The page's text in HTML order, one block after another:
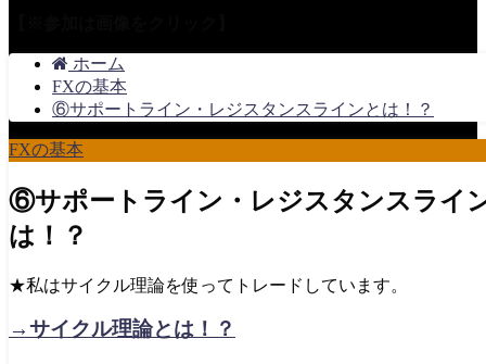
ホーム
FXの基本
⑥サポートライン・レジスタンスラインとは！？
FXの基本
⑥サポートライン・レジスタンスライ
は！？
★私はサイクル理論を使ってトレードしています。
→サイクル理論とは！？